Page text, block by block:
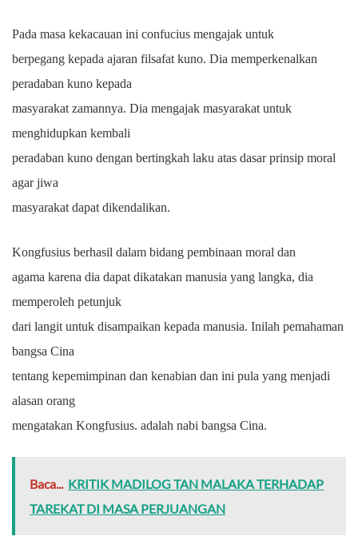
Pada masa kekacauan ini confucius mengajak untuk
berpegang kepada ajaran filsafat kuno. Dia memperkenalkan
peradaban kuno kepada
masyarakat zamannya. Dia mengajak masyarakat untuk
menghidupkan kembali
peradaban kuno dengan bertingkah laku atas dasar prinsip moral
agar jiwa
masyarakat dapat dikendalikan.
Kongfusius berhasil dalam bidang pembinaan moral dan
agama karena dia dapat dikatakan manusia yang langka, dia
memperoleh petunjuk
dari langit untuk disampaikan kepada manusia. Inilah pemahaman
bangsa Cina
tentang kepemimpinan dan kenabian dan ini pula yang menjadi
alasan orang
mengatakan Kongfusius. adalah nabi bangsa Cina.
Baca... KRITIK MADILOG TAN MALAKA TERHADAP
TAREKAT DI MASA PERJUANGAN